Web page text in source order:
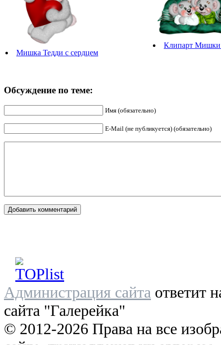
Мишка Тедди с сердцем
Клипарт Мишки
Обсуждение по теме:
Имя (обязательно)
E-Mail (не публикуется) (обязательно)
Администрация сайта ответит
сайта "Галерейка"
© 2012-2026 Права на все